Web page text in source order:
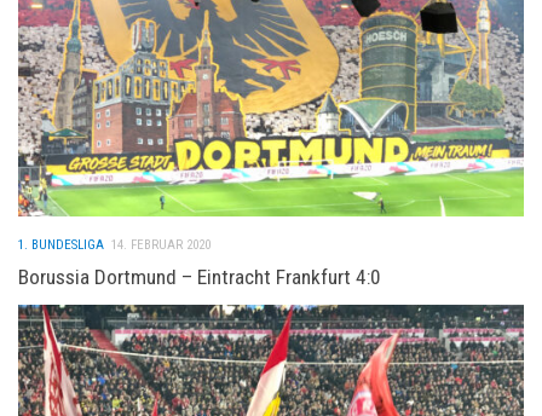
1. BUNDESLIGA 14. FEBRUAR 2020
Borussia Dortmund – Eintracht Frankfurt 4:0